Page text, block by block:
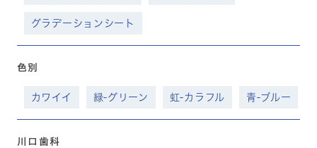
グラデーションシート
色別
カワイイ 緑-グリーン 虹-カラフル 青-ブルー
川口歯科